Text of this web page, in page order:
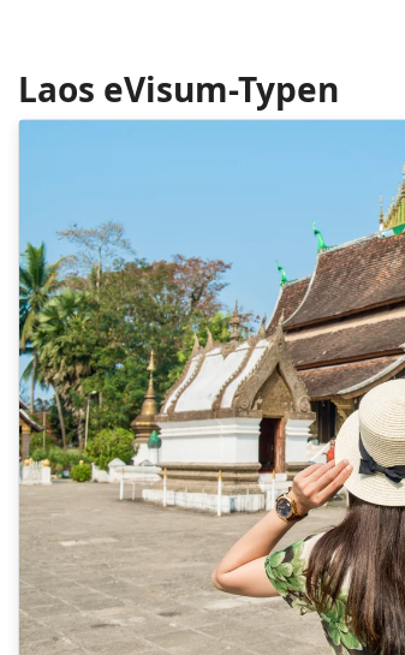
Israel
Kenya
Kyrgyzstan
Macau
Maldives
Mexico
of
Montenegro
Netherlands
Laos eVisum-Typen